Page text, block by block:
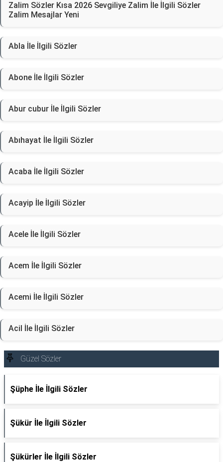
Zalim Sözler Kısa 2026 Sevgiliye Zalim İle İlgili Sözler
Zalim Mesajlar Yeni
Abla İle İlgili Sözler
Abone İle İlgili Sözler
Abur cubur İle İlgili Sözler
Abıhayat İle İlgili Sözler
Acaba İle İlgili Sözler
Acayip İle İlgili Sözler
Acele İle İlgili Sözler
Acem İle İlgili Sözler
Acemi İle İlgili Sözler
Acil İle İlgili Sözler
Güzel Sözler
Şüphe İle İlgili Sözler
Şükür İle İlgili Sözler
Şükürler İle İlgili Sözler